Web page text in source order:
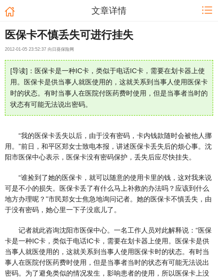
文章详情
医保卡不慎丢失可进行挂失
2012-01-05 23:52:37 向日葵保险网
[导读]：医保卡是一种IC卡，类似于电话IC卡，需要在划卡器上使
用。医保卡是供当事人就医使用的，这就关系到当事人使用医保卡
时的状态。有时当事人在医院付医药费时使用，但是当事者当时的
状态有可能无法说出密码。
“我的医保卡丢失以后，由于没有密码，卡内钱款随时会被他人挪
用。”前日，和平区郑女士致电本报，讲述医保卡丢失后的烦心事。沈
阳市医保中心表示，医保卡没有密码保护，丢失后应尽快挂失。
“谁捡到了她的医保卡，就可以随意的使用卡里的钱，这对我来说
可是不小的损失。医保卡丢了有什么马上补救的办法吗？应该到什么
地方办理呢？”市民郑女士焦急地询问记者。她的医保卡不慎丢失，由
于没有密码，她心里一下子没底儿了。
记者就此咨询沈阳市医保中心。一名工作人员对此解释说：“医保
卡是一种IC卡，类似于电话IC卡，需要在划卡器上使用。医保卡是供
当事人就医使用的，这就关系到当事人使用医保卡时的状态。有时当
事人在医院付医药费时使用，但是当事者当时的状态有可能无法说出
密码。为了避免类似的情况发生，影响患者的使用，所以医保卡上没